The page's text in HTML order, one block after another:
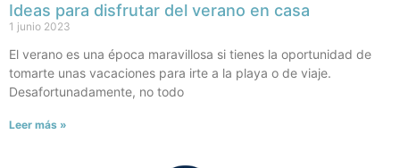
Ideas para disfrutar del verano en casa
1 junio 2023
El verano es una época maravillosa si tienes la oportunidad de
tomarte unas vacaciones para irte a la playa o de viaje.
Desafortunadamente, no todo
Leer más »